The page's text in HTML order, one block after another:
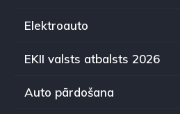
Elektroauto
EKII valsts atbalsts 2026
Auto pārdošana